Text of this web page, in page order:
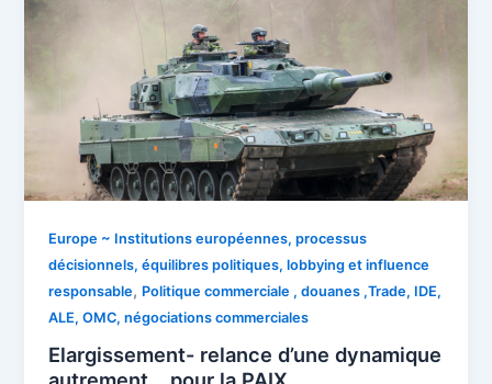
Europe ~ Institutions européennes, processus
décisionnels, équilibres politiques, lobbying et influence
responsable, Politique commerciale , douanes ,Trade, IDE,
ALE, OMC, négociations commerciales
Elargissement- relance d’une dynamique